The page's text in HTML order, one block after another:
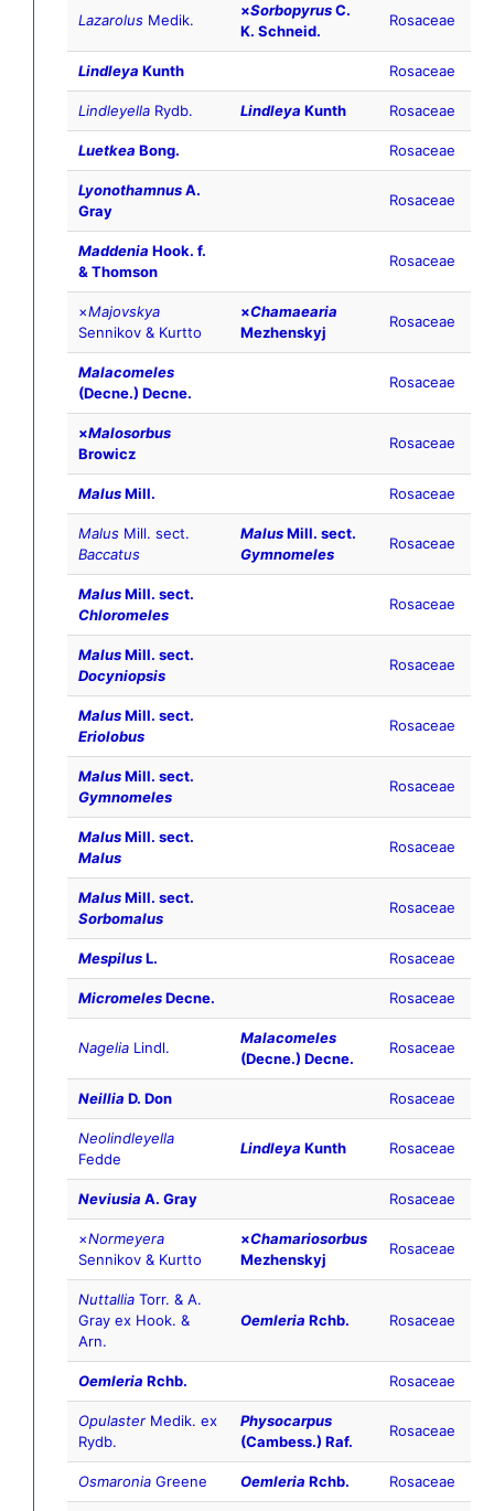
Lazarolus Medik.
×SorbopyrusC.
K. Schneid.
Rosaceae
Lindleya Kunth Rosaceae
Lindleyella Rydb. Lindleya Kunth Rosaceae
Luetkea Bong. Rosaceae
LyonothamnusA.
Gray
Rosaceae
Maddenia Hook. f.
& Thomson
Rosaceae
×Majovskya
Sennikov & Kurtto
×Chamaearia
Mezhenskyj
Rosaceae
Malacomeles
(Decne.) Decne.
Rosaceae
×Malosorbus
Browicz
Rosaceae
MalusMill. Rosaceae
Malus Mill. sect.
Baccatus
MalusMill. sect.
Gymnomeles
Rosaceae
MalusMill. sect.
Chloromeles
Rosaceae
MalusMill. sect.
Docyniopsis
Rosaceae
MalusMill. sect.
Eriolobus
Rosaceae
MalusMill. sect.
Gymnomeles
Rosaceae
MalusMill. sect.
Malus
Rosaceae
MalusMill. sect.
Sorbomalus
Rosaceae
MespilusL. Rosaceae
MicromelesDecne. Rosaceae
Nagelia Lindl.
Malacomeles
(Decne.) Decne.
Rosaceae
Neillia D. Don Rosaceae
Neolindleyella
Fedde
Lindleya Kunth Rosaceae
Neviusia A. Gray Rosaceae
×Normeyera
Sennikov & Kurtto
×Chamariosorbus
Mezhenskyj
Rosaceae
Nuttallia Torr. & A.
Gray ex Hook. &
Arn.
Oemleria Rchb. Rosaceae
Oemleria Rchb. Rosaceae
Opulaster Medik. ex
Rydb.
Physocarpus
(Cambess.) Raf.
Rosaceae
Osmaronia Greene Oemleria Rchb. Rosaceae